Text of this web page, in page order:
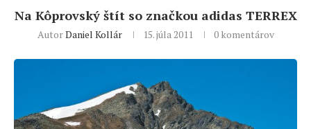
Na Kôprovský štít so značkou adidas TERREX
AutorDaniel Kollár 15. júla 2011 0 komentárov